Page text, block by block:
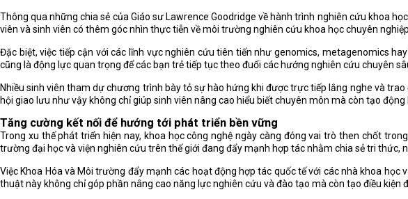
Thông qua những chia sẻ của Giáo sư Lawrence Goodridge về hành trình nghiên cứu khoa
viên và sinh viên có thêm góc nhìn thực tiễn về môi trường nghiên cứu khoa học chuyên
Đặc biệt, việc tiếp cận với các lĩnh vực nghiên cứu tiên tiến như genomics, metagenomics
cũng là động lực quan trọng để các bạn trẻ tiếp tục theo đuổi các hướng nghiên cứu chuyên
Nhiều sinh viên tham dự chương trình bày tỏ sự hào hứng khi được trực tiếp lắng nghe và
hội giao lưu như vậy không chỉ giúp sinh viên nâng cao hiểu biết chuyên môn mà còn tạo
Tăng cường kết nối để hướng tới phát triển bền vững
Trong xu thế phát triển hiện nay, khoa học công nghệ ngày càng đóng vai trò then chốt
trường đại học và viện nghiên cứu trên thế giới đang đẩy mạnh hợp tác nhằm chia sẻ tri thức,
Việc Khoa Hóa và Môi trường đẩy mạnh các hoạt động hợp tác quốc tế với các nhà khoa
thuật này không chỉ góp phần nâng cao năng lực nghiên cứu và đào tạo mà còn tạo điều